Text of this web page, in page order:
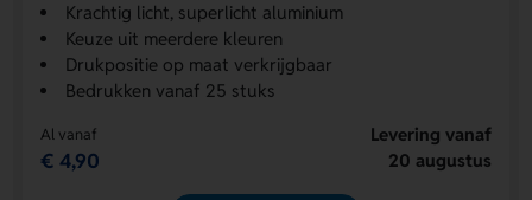
Krachtig licht, superlicht aluminium
Keuze uit meerdere kleuren
Drukpositie op maat verkrijgbaar
Bedrukken vanaf 25 stuks
Al vanaf
€ 4,90
Levering vanaf
20 augustus